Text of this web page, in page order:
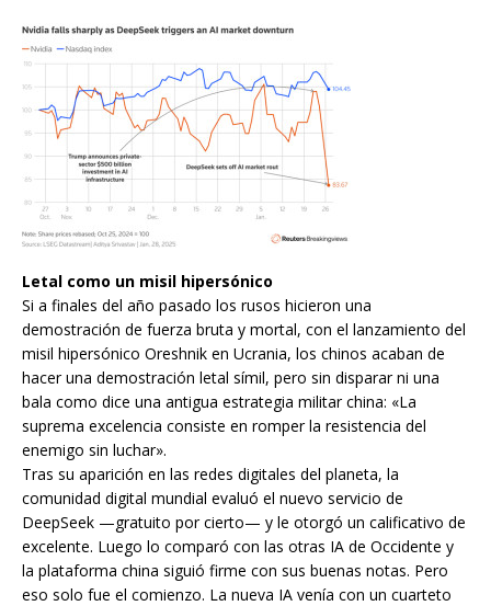
Letal como un misil hipersónico
Si a finales del año pasado los rusos hicieron una
demostración de fuerza bruta y mortal, con el lanzamiento del
misil hipersónico Oreshnik en Ucrania, los chinos acaban de
hacer una demostración letal símil, pero sin disparar ni una
bala como dice una antigua estrategia militar china: «La
suprema excelencia consiste en romper la resistencia del
enemigo sin luchar».
Tras su aparición en las redes digitales del planeta, la
comunidad digital mundial evaluó el nuevo servicio de
DeepSeek —gratuito por cierto— y le otorgó un calificativo de
excelente. Luego lo comparó con las otras IA de Occidente y
la plataforma china siguió firme con sus buenas notas. Pero
eso solo fue el comienzo. La nueva IA venía con un cuarteto